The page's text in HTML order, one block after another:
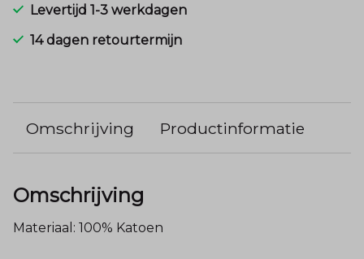
Levertijd 1-3 werkdagen
14 dagen retourtermijn
Omschrijving Productinformatie
Omschrijving
Materiaal: 100% Katoen